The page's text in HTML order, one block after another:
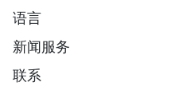
语言
新闻服务
联系